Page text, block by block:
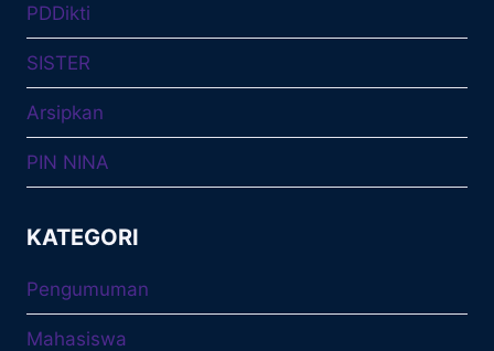
PDDikti
SISTER
Arsipkan
PIN NINA
KATEGORI
Pengumuman
Mahasiswa